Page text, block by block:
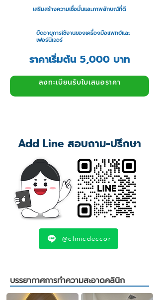
เสริมสร้างความเชื่อมั่นและภาพลักษณ์ที่ดี
ยืดอายุการใช้งานของเครื่องมือแพทย์และ
เฟอร์นิเจอร์
ราคาเริ่มต้น 5,000 บาท
ลงทะเบียนรับใบเสนอราคา
Add Line สอบถาม-ปรึกษา
@clinicdeccor
บรรยากาศการทำความสะอาดคลินิก